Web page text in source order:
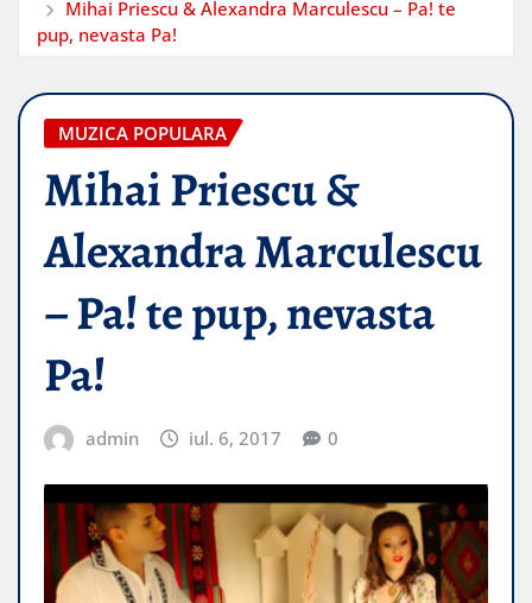
Mihai Priescu & Alexandra Marculescu – Pa! te
pup, nevasta Pa!
MUZICA POPULARA
Mihai Priescu &
Alexandra Marculescu
– Pa! te pup, nevasta
Pa!
admin iul. 6, 2017 0